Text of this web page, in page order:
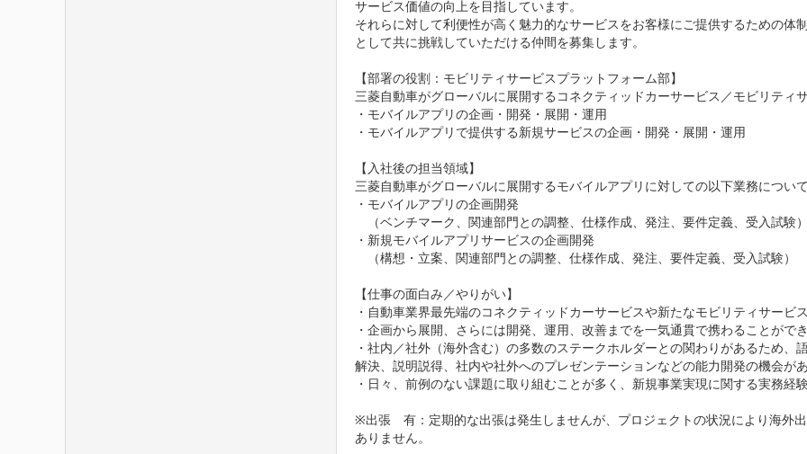
サービス価値の向上を目指しています。
それらに対して利便性が高く魅力的なサービスをお客様にご提供するための体
として共に挑戦していただける仲間を募集します。
【部署の役割：モビリティサービスプラットフォーム部】
三菱自動車がグローバルに展開するコネクティッドカーサービス／モビリティ
・モバイルアプリの企画・開発・展開・運用
・モバイルアプリで提供する新規サービスの企画・開発・展開・運用
【入社後の担当領域】
三菱自動車がグローバルに展開するモバイルアプリに対しての以下業務につい
・モバイルアプリの企画開発
（ベンチマーク、関連部門との調整、仕様作成、発注、要件定義、受入試
・新規モバイルアプリサービスの企画開発
（構想・立案、関連部門との調整、仕様作成、発注、要件定義、受入試験）
【仕事の面白み／やりがい】
・自動車業界最先端のコネクティッドカーサービスや新たなモビリティサー
・企画から展開、さらには開発、運用、改善までを一気通貫で携わることが
・社内／社外（海外含む）の多数のステークホルダーとの関わりがあるため
解決、説明説得、社内や社外へのプレゼンテーションなどの能力開発の機会が
・日々、前例のない課題に取り組むことが多く、新規事業実現に関する実務経
※出張　有：定期的な出張は発生しませんが、プロジェクトの状況により海外
ありません。